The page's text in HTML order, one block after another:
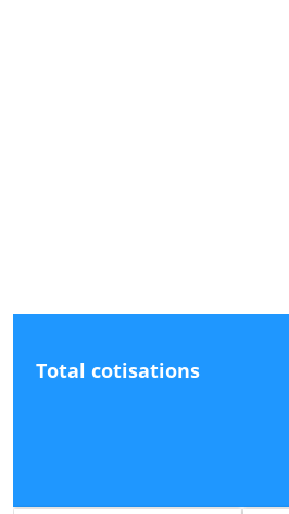
Total cotisations